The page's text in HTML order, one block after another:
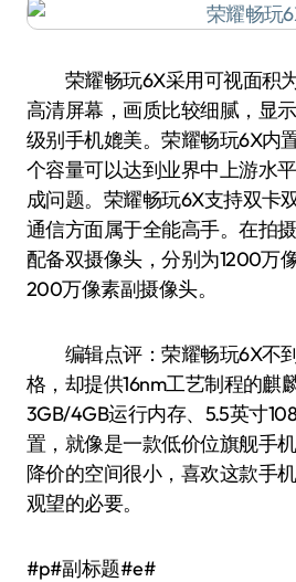
荣耀畅玩6X采用可视面积为
高清屏幕，画质比较细腻，显
级别手机媲美。荣耀畅玩6X内
个容量可以达到业界中上游水
成问题。荣耀畅玩6X支持双卡
通信方面属于全能高手。在拍
配备双摄像头，分别为1200万
200万像素副摄像头。
编辑点评：荣耀畅玩6X不
格，却提供16nm工艺制程的麒
3GB/4GB运行内存、5.5英寸
置，就像是一款低价位旗舰手
降价的空间很小，喜欢这款手
观望的必要。
#p#副标题#e#